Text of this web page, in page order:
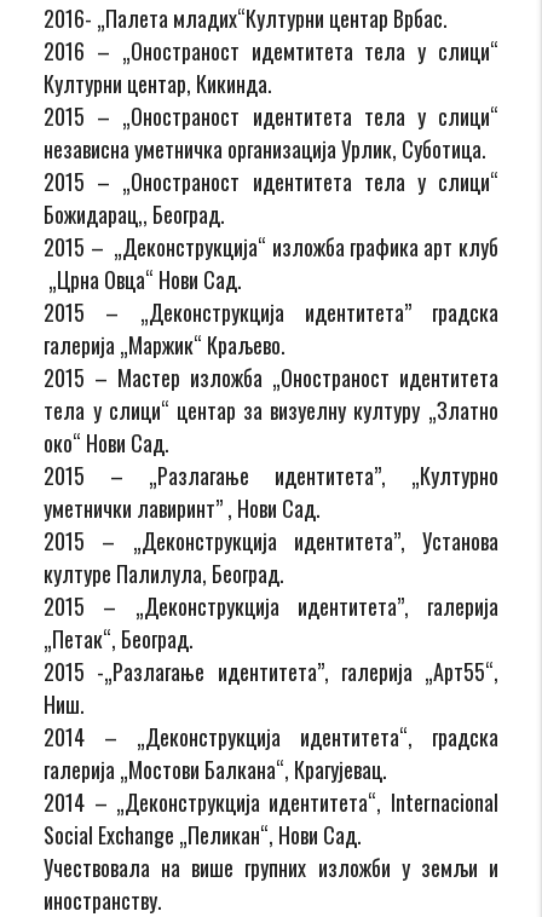
2016- „Палета младих“Културни центар Врбас.
2016 – „Оностраност идемтитета тела у слици“
Културни центар, Кикинда.
2015 – „Оностраност идентитета тела у слици“
независна уметничка организација Урлик, Суботица.
2015 – „Оностраност идентитета тела у слици“
Божидарац,, Београд.
2015 – „Деконструкција“ изложба графика арт клуб
„Црна Овца“ Нови Сад.
2015 – „Деконструкција идентитета’’ градска
галерија „Маржик“ Краљево.
2015 – Мастер изложба „Оностраност идентитета
тела у слици“ центар за визуелну културу „Златно
око“ Нови Сад.
2015 – „Разлагање идентитета’’, „Културно
уметнички лавиринт’’ , Нови Сад.
2015 – „Деконструкција идентитета’’, Установа
културе Палилула, Београд.
2015 – „Деконструкција идентитета’’, галерија
„Петак“, Београд.
2015 -„Разлагање идентитета’’, галерија „Арт55“,
Ниш.
2014 – „Деконструкција идентитета“, градска
галерија „Мостови Балкана“, Крагујевац.
2014 – „Деконструкција идентитета“, Internacional
Social Exchange „Пеликан“, Нови Сад.
Учествовала на више групних изложби у земљи и
иностранству.